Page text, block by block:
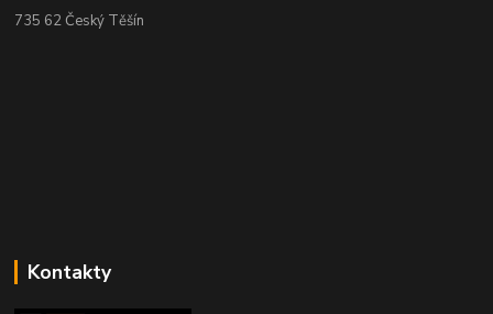
735 62 Český Těšín
Kontakty